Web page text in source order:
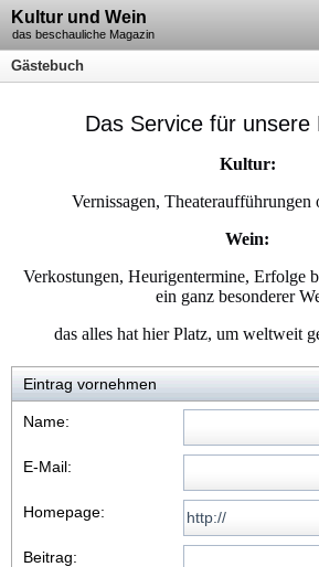
Kultur und Wein
das beschauliche Magazin
Gästebuch
Das Service für unsere
Kultur:
Vernissagen, Theateraufführungen
Wein:
Verkostungen, Heurigentermine, Erfolge
ein ganz besonderer
das alles hat hier Platz, um weltweit
Eintrag vornehmen
Name:
E-Mail:
Homepage:
Beitrag: